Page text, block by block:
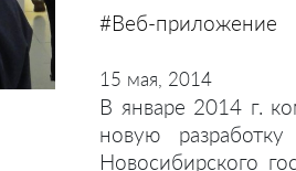
#Веб-приложение
15 мая, 2014
В январе 2014 г.
новую
Новосибирского